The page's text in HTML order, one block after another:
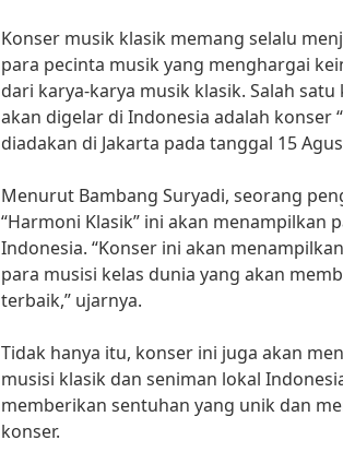
Konser musik klasik memang selalu
para pecinta musik yang menghargai
dari karya-karya musik klasik. Salah
akan digelar di Indonesia adalah konser
diadakan di Jakarta pada tanggal 15
Menurut Bambang Suryadi, seorang
“Harmoni Klasik” ini akan menampilkan
Indonesia. “Konser ini akan
para musisi kelas dunia yang akan
terbaik,” ujarnya.
Tidak hanya itu, konser ini juga akan
musisi klasik dan seniman lokal
memberikan sentuhan yang unik dan
konser.